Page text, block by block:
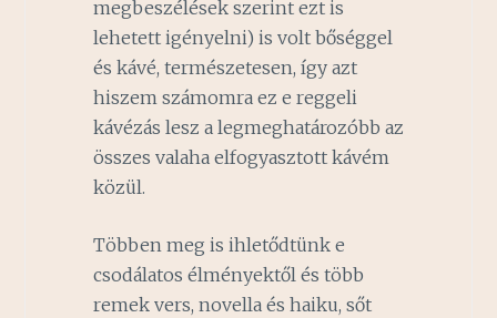
megbeszélések szerint ezt is
lehetett igényelni) is volt bőséggel
és kávé, természetesen, így azt
hiszem számomra ez e reggeli
kávézás lesz a legmeghatározóbb az
összes valaha elfogyasztott kávém
közül.
Többen meg is ihletődtünk e
csodálatos élményektől és több
remek vers, novella és haiku, sőt